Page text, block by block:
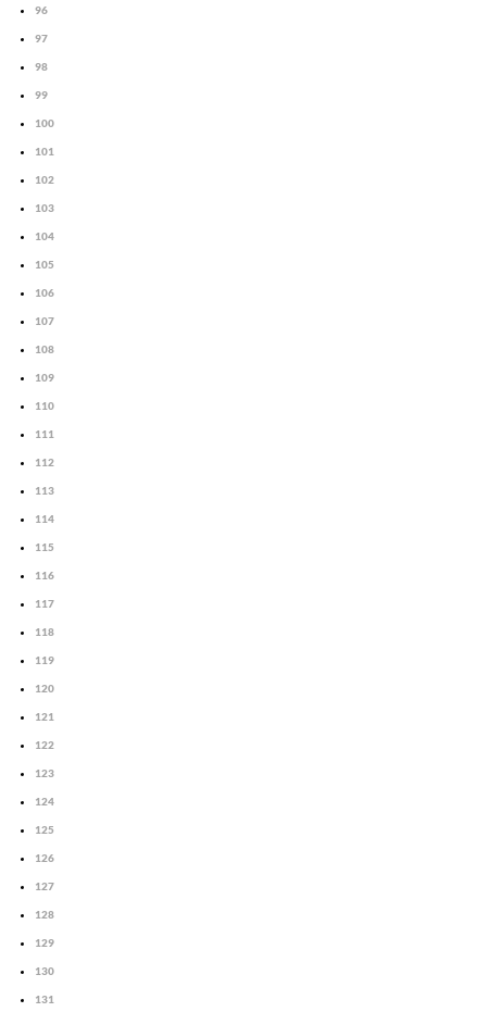
96
97
98
99
100
101
102
103
104
105
106
107
108
109
110
111
112
113
114
115
116
117
118
119
120
121
122
123
124
125
126
127
128
129
130
131